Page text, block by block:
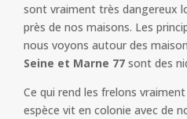
sont vraiment très dangereux
près de nos maisons. Les
nous voyons autour des
Seine et Marne 77 sont des
Ce qui rend les frelons
espèce vit en colonie avec de